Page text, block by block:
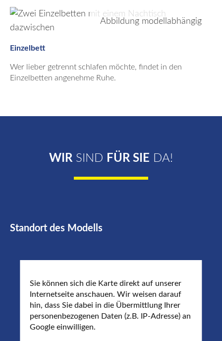
Abbildung modellabhängig
Einzelbett
Wer lieber getrennt schlafen möchte, findet in den
Einzelbetten angenehme Ruhe.
WIRSIND FÜR SIE DA!
Standort des Modells
Sie können sich die Karte direkt auf unserer
Internetseite anschauen. Wir weisen darauf
hin, dass Sie dabei in die Übermittlung Ihrer
personenbezogenen Daten (z.B. IP-Adresse) an
Google einwilligen.